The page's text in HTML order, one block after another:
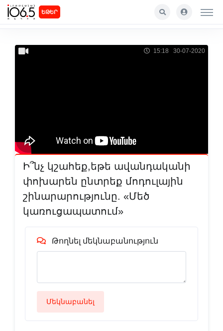
ԵԹԵՐ
15:18 30-07-2020
Ի՞նչ կշահեք,եթե ավանդականի
փոխարեն ընտրեք մոդուլային
շինարարությունը. «Մեծ
կառուցապատում»
Թողնել մեկնաբանություն
Մեկնաբանել